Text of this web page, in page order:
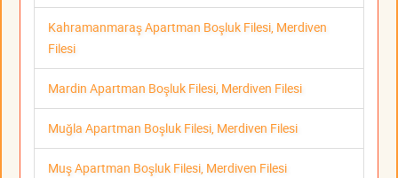
Kahramanmaraş Apartman Boşluk Filesi, Merdiven
Filesi
Mardin Apartman Boşluk Filesi, Merdiven Filesi
Muğla Apartman Boşluk Filesi, Merdiven Filesi
Muş Apartman Boşluk Filesi, Merdiven Filesi